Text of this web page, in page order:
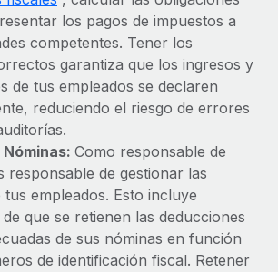
los pagos de impuestos a
competentes. Tener los
garantiza que los ingresos y
de tus empleados se declaren
reduciendo el riesgo de errores
Como responsable de
responsable de gestionar las
tus empleados. Esto incluye
que se retienen las deducciones
de sus nóminas en función
de identificación fiscal. Retener